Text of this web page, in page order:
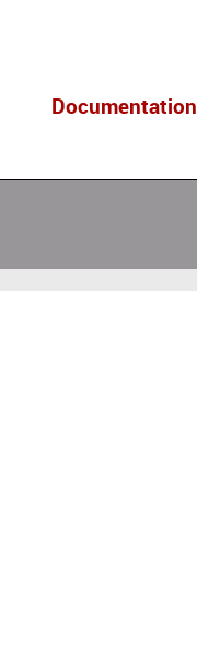
Documentation